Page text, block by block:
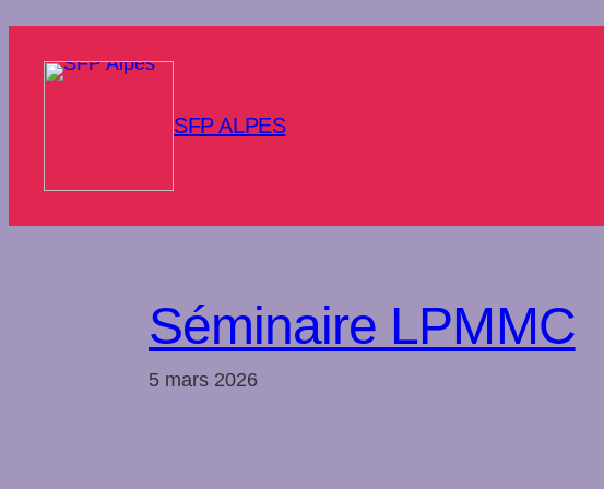
Aller
contenu
SFP ALPES
Séminaire LPMMC
5 mars 2026